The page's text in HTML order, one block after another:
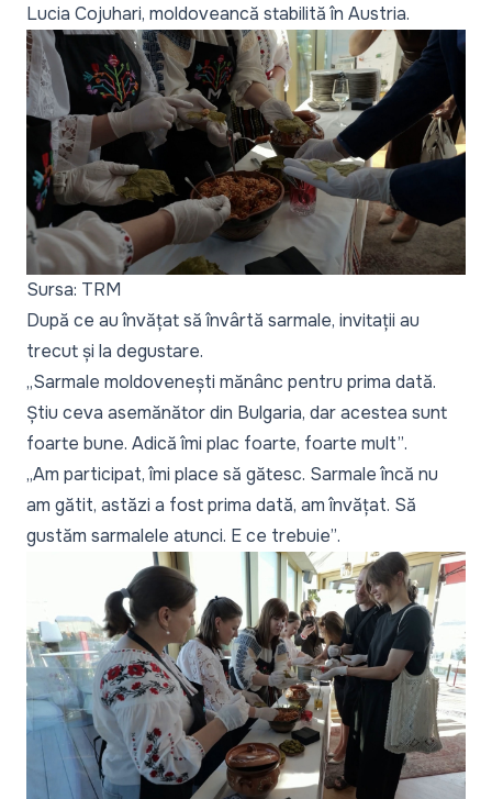
Lucia Cojuhari, moldoveancă stabilită în Austria.
Sursa: TRM
După ce au învățat să învârtă sarmale, invitații au
trecut și la degustare.
„Sarmale moldovenești mănânc pentru prima dată.
Știu ceva asemănător din Bulgaria, dar acestea sunt
foarte bune. Adică îmi plac foarte, foarte mult”.
„Am participat, îmi place să gătesc. Sarmale încă nu
am gătit, astăzi a fost prima dată, am învățat. Să
gustăm sarmalele atunci. E ce trebuie”.